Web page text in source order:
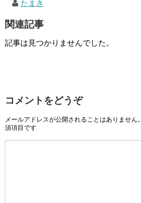
たまき
関連記事
記事は見つかりませんでした。
コメントをどうぞ
メールアドレスが公開されることはありません。
須項目です